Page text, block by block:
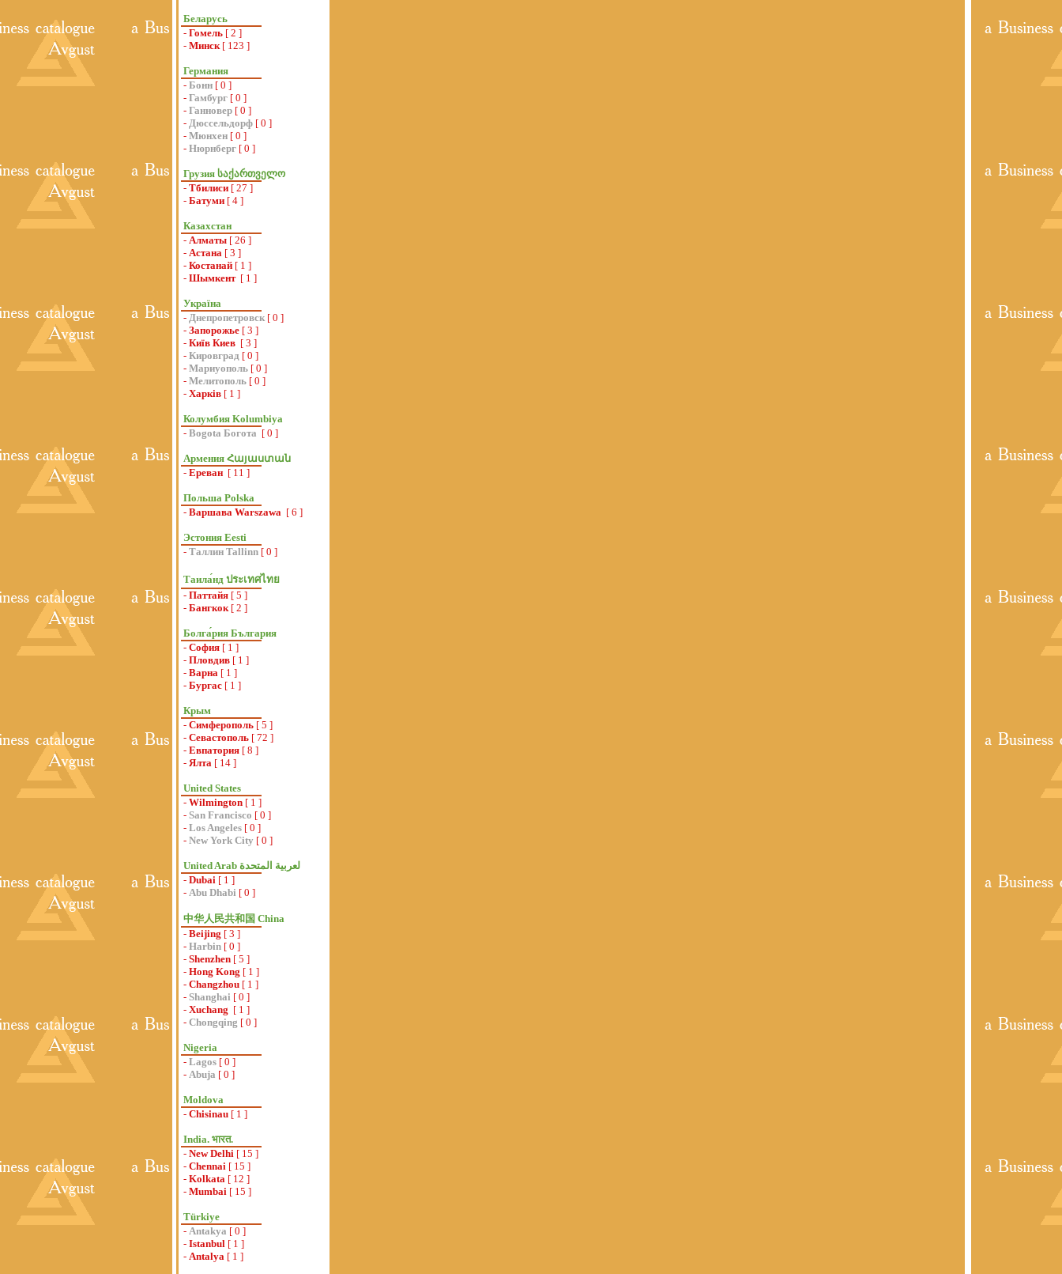
Беларусь
- Гомель [ 2 ]
- Минск[ 123 ]
Германия
- Бонн [ 0 ]
- Гамбург [ 0 ]
- Ганновер [ 0 ]
- Дюссельдорф [ 0 ]
- Мюнхен [ 0 ]
- Нюрнберг [ 0 ]
Грузия საქართველო
- Тбилиси [ 27 ]
- Батуми [ 4 ]
Казахстан
- Алматы [ 26 ]
- Астана [ 3 ]
- Костанай [ 1 ]
- Шымкент [ 1 ]
Україна
- Днепропетровск [ 0 ]
- Запорожье [ 3 ]
- Київ Киев [ 3 ]
- Кировград [ 0 ]
- Мариуополь [ 0 ]
- Мелитополь [ 0 ]
- Харків [ 1 ]
Колумбия Kolumbiya
- Bogota Богота [ 0 ]
Армения Հայաստան
- Ереван [ 11 ]
Польша Polska
- Варшава Warszawa [ 6 ]
Эстония Eesti
- Таллин Tallinn [ 0 ]
Таила́нд ประเทศไทย
- Паттайя [ 5 ]
- Бангкок[ 2 ]
Болга́рия България
- София [ 1 ]
- Пловдив [ 1 ]
- Варна [ 1 ]
- Бургас [ 1 ]
Крым
- Симферополь [ 5 ]
- Севастополь [ 72 ]
- Евпатория [ 8 ]
- Ялта [ 14 ]
United States
- Wilmington [ 1 ]
- San Francisco [ 0 ]
- Los Angeles [ 0 ]
- New York City [ 0 ]
- Dubai [ 1 ]
- Abu Dhabi [ 0 ]
中华人民共和国 China
- Beijing [ 3 ]
- Harbin [ 0 ]
- Shenzhen [ 5 ]
- Hong Kong [ 1 ]
- Changzhou [ 1 ]
- Shanghai [ 0 ]
- Xuchang [ 1 ]
- Chongqing [ 0 ]
Nigeria
- Lagos [ 0 ]
- Abuja [ 0 ]
Moldova
- Chisinau [ 1 ]
India. भारत.
- New Delhi [ 15 ]
- Chennai [ 15 ]
- Kolkata [ 12 ]
- Mumbai [ 15 ]
Türkiye
- Antakya [ 0 ]
- Istanbul [ 1 ]
- Antalya [ 1 ]